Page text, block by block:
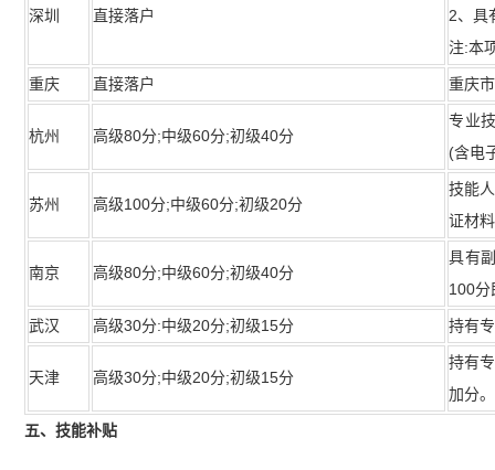
深圳 直接落户
2、具
注:本
重庆 直接落户 重庆
杭州 高级80分;中级60分;初级40分
专业
(含电
苏州 高级100分;中级60分;初级20分
技能
证材
南京 高级80分;中级60分;初级40分
具有
100分
武汉 高级30分:中级20分;初级15分 持有
天津 高级30分;中级20分;初级15分
持有
加分。
五、技能补贴